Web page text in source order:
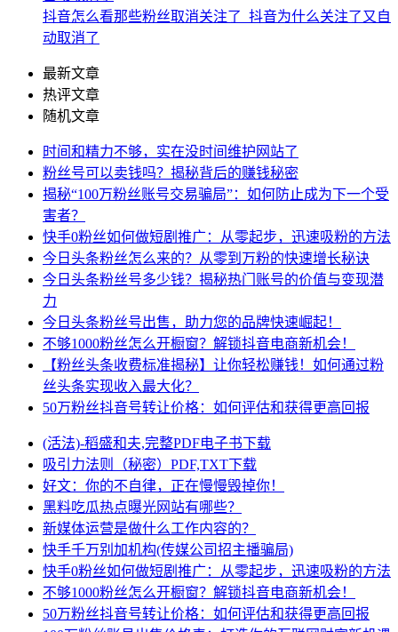
抖音怎么看那些粉丝取消关注了_抖音为什么关注了又自
动取消了
最新文章
热评文章
随机文章
时间和精力不够，实在没时间维护网站了
粉丝号可以卖钱吗？揭秘背后的赚钱秘密
揭秘“100万粉丝账号交易骗局”：如何防止成为下一个受
害者？
快手0粉丝如何做短剧推广：从零起步，迅速吸粉的方法
今日头条粉丝怎么来的？从零到万粉的快速增长秘诀
今日头条粉丝号多少钱？揭秘热门账号的价值与变现潜
力
今日头条粉丝号出售，助力您的品牌快速崛起！
不够1000粉丝怎么开橱窗？解锁抖音电商新机会！
【粉丝头条收费标准揭秘】让你轻松赚钱！如何通过粉
丝头条实现收入最大化？
50万粉丝抖音号转让价格：如何评估和获得更高回报
(活法)-稻盛和夫,完整PDF电子书下载
吸引力法则（秘密）PDF,TXT下载
好文：你的不自律，正在慢慢毁掉你！
黑料吃瓜热点曝光网站有哪些？
新媒体运营是做什么工作内容的？
快手千万别加机构(传媒公司招主播骗局)
快手0粉丝如何做短剧推广：从零起步，迅速吸粉的方法
不够1000粉丝怎么开橱窗？解锁抖音电商新机会！
50万粉丝抖音号转让价格：如何评估和获得更高回报